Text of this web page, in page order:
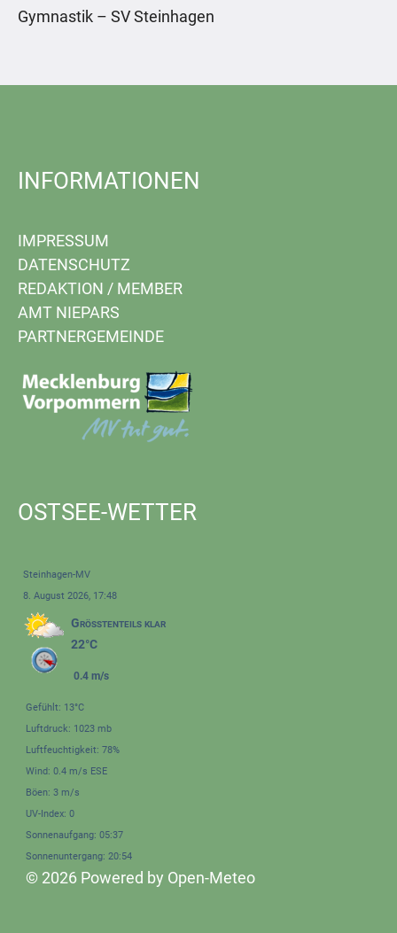
Gymnastik – SV Steinhagen
INFORMATIONEN
IMPRESSUM
DATENSCHUTZ
REDAKTION / MEMBER
AMT NIEPARS
PARTNERGEMEINDE
OSTSEE-WETTER
Steinhagen-MV
8. August 2026, 17:48
Größtenteils klar
22°C
0.4 m/s
Gefühlt: 13°C
Luftdruck: 1023 mb
Luftfeuchtigkeit: 78%
Wind: 0.4 m/s ESE
Böen: 3 m/s
UV-Index: 0
Sonnenaufgang: 05:37
Sonnenuntergang: 20:54
© 2026 Powered by Open-Meteo